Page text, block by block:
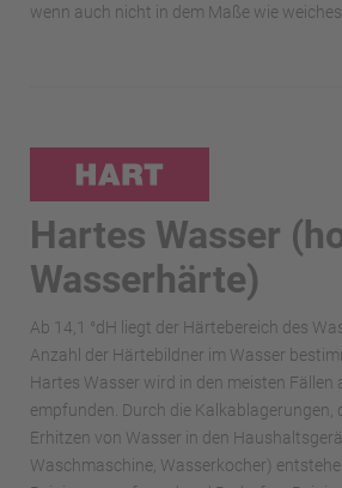
wenn auch nicht in dem Maße wie weiches
Hartes Wasser
Wasserhärte)
Ab 14,1 °dH liegt der Härtebereich des
Anzahl der Härtebildner im Wasser
Hartes Wasser wird in den meisten Fällen
empfunden. Durch die Kalkablagerungen,
Erhitzen von Wasser in den
Waschmaschine, Wasserkocher)